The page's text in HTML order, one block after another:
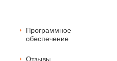
Программное
обеспечение
Отзывы